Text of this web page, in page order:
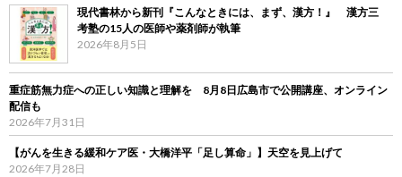
現代書林から新刊『こんなときには、まず、漢方！』 漢方三
考塾の15人の医師や薬剤師が執筆
2026年8月5日
重症筋無力症への正しい知識と理解を 8月8日広島市で公開講座、オンライン
配信も
2026年7月31日
【がんを生きる緩和ケア医・大橋洋平「足し算命」】天空を見上げて
2026年7月28日